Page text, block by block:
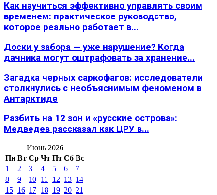
Как научиться эффективно управлять своим
временем: практическое руководство,
которое реально работает в...
Доски у забора — уже нарушение? Когда
дачника могут оштрафовать за хранение...
Загадка черных саркофагов: исследователи
столкнулись с необъяснимым феноменом в
Антарктиде
Разбить на 12 зон и «русские острова»:
Медведев рассказал как ЦРУ в...
Июнь 2026
Пн Вт Ср Чт Пт Сб Вс
1
2 3 4 5 6
7
8
9 10 11 12 13 14
15 16 17 18 19 20 21